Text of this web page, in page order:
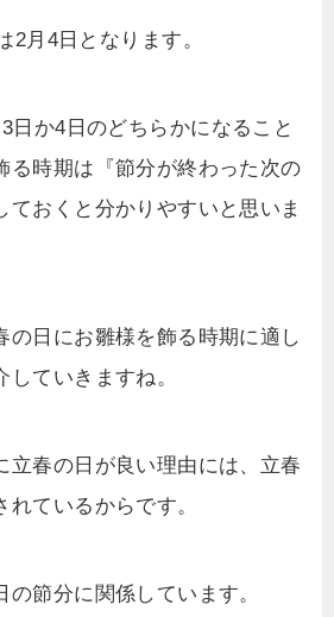
2月4日となります。
日か4日のどちらかになること
る時期は『節分が終わった次の
ておくと分かりやすいと思いま
の日にお雛様を飾る時期に適し
ていきますね。
立春の日が良い理由には、立春
ているからです。
節分に関係しています。